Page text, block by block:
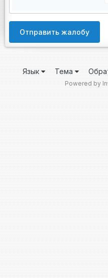
Отправить жалобу
Язык Тема
Powered by